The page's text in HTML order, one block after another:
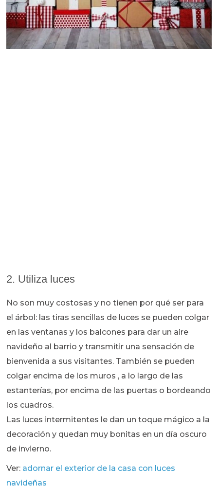
2. Utiliza luces
No son muy costosas y no tienen por qué ser para
el árbol: las tiras sencillas de luces se pueden colgar
en las ventanas y los balcones para dar un aire
navideño al barrio y transmitir una sensación de
bienvenida a sus visitantes. También se pueden
colgar encima de los muros , a lo largo de las
estanterías, por encima de las puertas o bordeando
los cuadros.
Las luces intermitentes le dan un toque mágico a la
decoración y quedan muy bonitas en un día oscuro
de invierno.
Ver: adornar el exterior de la casa con luces
navideñas